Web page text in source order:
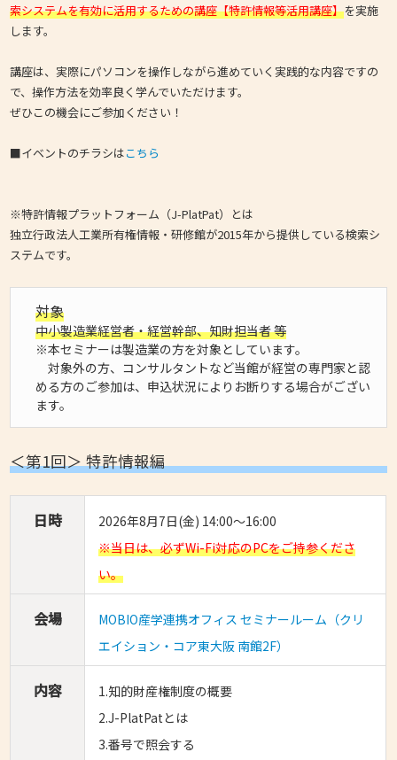
索システムを有効に活用するための講座【特許情報等活用講座】を実施
します。
講座は、実際にパソコンを操作しながら進めていく実践的な内容ですの
で、操作方法を効率良く学んでいただけます。
ぜひこの機会にご参加ください！
■イベントのチラシはこちら
※特許情報プラットフォーム（J-PlatPat）とは
独立行政法人工業所有権情報・研修館が2015年から提供している検索シ
ステムです。
対象
中小製造業経営者・経営幹部、知財担当者 等
※本セミナーは製造業の方を対象としています。
対象外の方、コンサルタントなど当館が経営の専門家と認
める方のご参加は、申込状況によりお断りする場合がござい
ます。
＜第1回＞ 特許情報編
日時
2026年8月7日(金) 14:00～16:00
※当日は、必ずWi-Fi対応のPCをご持参くださ
い。
会場
MOBIO産学連携オフィス セミナールーム（クリ
エイション・コア東大阪 南館2F）
内容
1.知的財産権制度の概要
2.J-PlatPatとは
3.番号で照会する